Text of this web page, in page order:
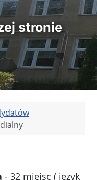
stronie
- 32 miejsc ( język